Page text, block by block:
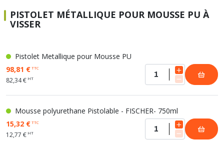
PISTOLET MÉTALLIQUE POUR MOUSSE PU À
VISSER
Pistolet Metallique pour Mousse PU
98,81 €TTC
82,34 € HT
Mousse polyurethane Pistolable - FISCHER- 750ml
15,32 €TTC
12,77 € HT